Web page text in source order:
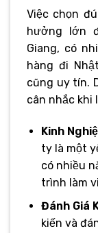
Việc chọn
hưởng lớn
Giang, có
hàng đi
cũng uy tín.
cân nhắc khi
Kinh
ty là một
có nhiều
trình làm
Đánh Giá
kiến và